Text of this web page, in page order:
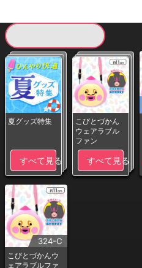
夏グッズ特集
すべて見る
こびとづかん
ウェアラブル
ファン
すべて見る
324-C
こびとづかんウ
ェアラブルファ